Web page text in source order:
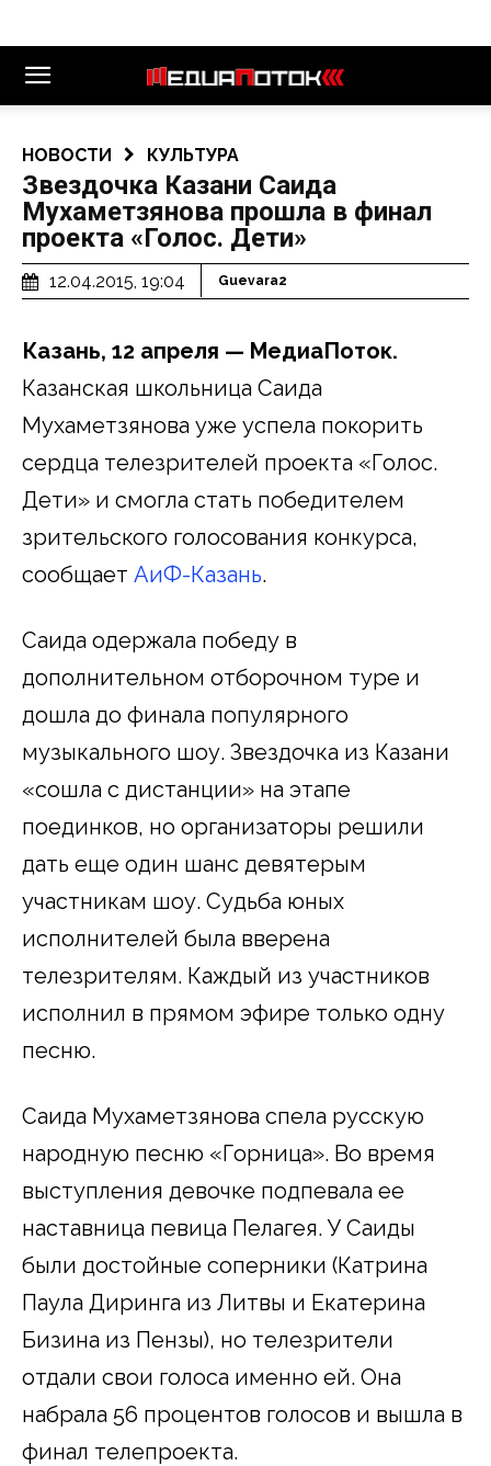
НОВОСТИ КУЛЬТУРА
Звездочка Казани Саида
Мухаметзянова прошла в финал
проекта «Голос. Дети»
12.04.2015, 19:04 Guevara2
Казань, 12 апреля — МедиаПоток.
Казанская школьница Саида
Мухаметзянова уже успела покорить
сердца телезрителей проекта «Голос.
Дети» и смогла стать победителем
зрительского голосования конкурса,
сообщает АиФ-Казань.
Саида одержала победу в
дополнительном отборочном туре и
дошла до финала популярного
музыкального шоу. Звездочка из Казани
«сошла с дистанции» на этапе
поединков, но организаторы решили
дать еще один шанс девятерым
участникам шоу. Судьба юных
исполнителей была вверена
телезрителям. Каждый из участников
исполнил в прямом эфире только одну
песню.
Саида Мухаметзянова спела русскую
народную песню «Горница». Во время
выступления девочке подпевала ее
наставница певица Пелагея. У Саиды
были достойные соперники (Катрина
Паула Диринга из Литвы и Екатерина
Бизина из Пензы), но телезрители
отдали свои голоса именно ей. Она
набрала 56 процентов голосов и вышла в
финал телепроекта.